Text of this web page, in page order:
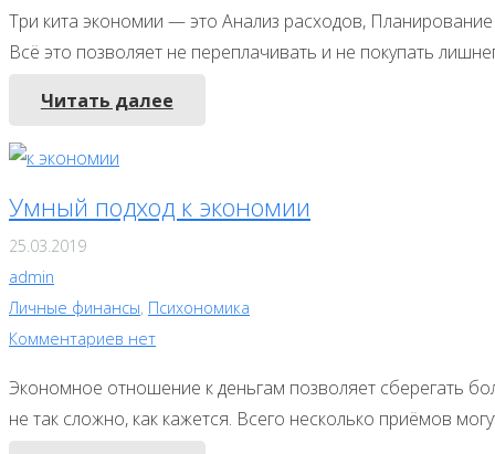
Три кита экономии — это Анализ расходов,
Всё это позволяет не переплачивать и не покупать
Читать далее
Умный подход к экономии
25.03.2019
admin
Личные финансы, Психономика
Комментариев нет
Экономное отношение к деньгам позволяет сберегать
не так сложно, как кажется. Всего несколько приёмов